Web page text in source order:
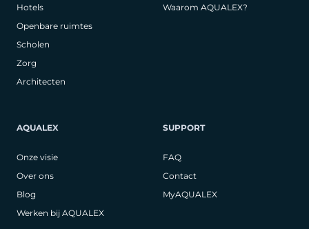
Hotels
Openbare ruimtes
Scholen
Zorg
Architecten
Waarom AQUALEX?
AQUALEX
Onze visie
Over ons
Blog
Werken bij AQUALEX
SUPPORT
FAQ
Contact
MyAQUALEX